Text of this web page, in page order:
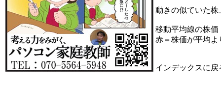
動きの似ていた
移動平均線の株価
赤＝株価が平均
インデックスに戻